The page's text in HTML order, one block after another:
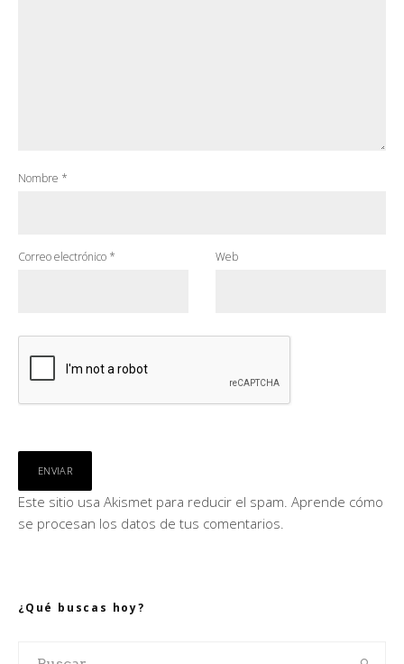
Nombre *
Correo electrónico * Web
Este sitio usa Akismet para reducir el spam. Aprende cómo
se procesan los datos de tus comentarios.
¿Qué buscas hoy?